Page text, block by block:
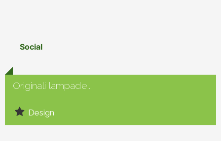
Originali lampade...
Design
Social